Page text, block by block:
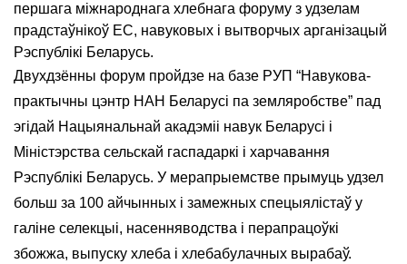
першага міжнароднага хлебнага форуму з удзелам
прадстаўнікоў ЕС, навуковых і вытворчых арганізацый
Рэспублікі Беларусь.
Двухдзённы форум пройдзе на базе РУП “Навукова-
практычны цэнтр НАН Беларусі па земляробстве” пад
эгідай Нацыянальнай акадэміі навук Беларусі і
Міністэрства сельскай гаспадаркі і харчавання
Рэспублікі Беларусь. У мерапрыемстве прымуць удзел
больш за 100 айчынных і замежных спецыялістаў у
галіне селекцыі, насенняводства і перапрацоўкі
збожжа, выпуску хлеба і хлебабулачных вырабаў.